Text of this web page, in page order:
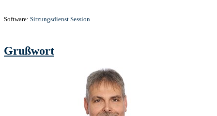
Software: Sitzungsdienst Session
Grußwort